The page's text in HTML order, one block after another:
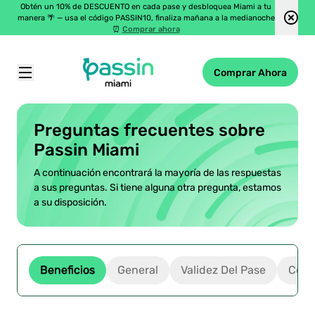
Obtén un 10% de DESCUENTO en cada pase y desbloquea Miami a tu
manera 🌴 — usa el código PASSIN10, finaliza mañana a la medianoche
⏰ Comprar ahora
Comprar Ahora
Passin Miami Preguntas Frecuentes
Preguntas frecuentes sobre
Passin Miami
A continuación encontrará la mayoría de las respuestas
a sus preguntas. Si tiene alguna otra pregunta, estamos
a su disposición.
Beneficios General Validez Del Pase